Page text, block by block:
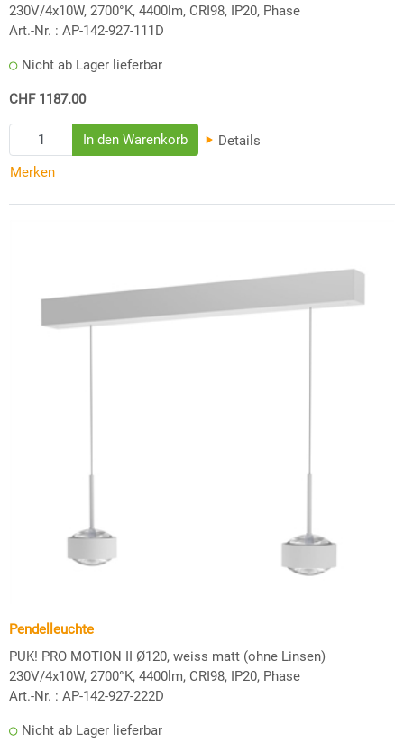
230V/4x10W, 2700°K, 4400lm, CRI98, IP20, Phase
Art.-Nr. : AP-142-927-111D
Nicht ab Lager lieferbar
CHF 1187.00
Details
Merken
Pendelleuchte
PUK! PRO MOTION II Ø120, weiss matt (ohne Linsen)
230V/4x10W, 2700°K, 4400lm, CRI98, IP20, Phase
Art.-Nr. : AP-142-927-222D
Nicht ab Lager lieferbar